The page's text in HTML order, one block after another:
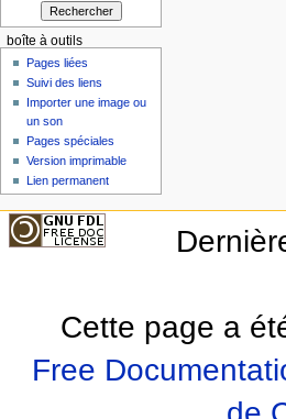
boîte à outils
Pages liées
Suivi des liens
Importer une image ou
un son
Pages spéciales
Version imprimable
Lien permanent
Cette page a
Free